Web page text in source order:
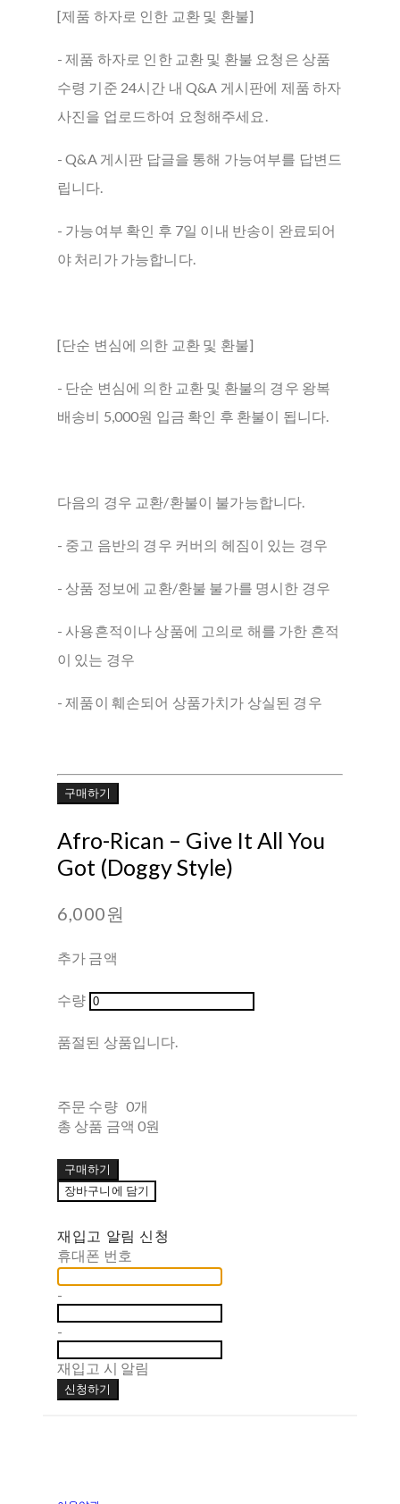
[제품 하자로 인한 교환 및 환불]
- 제품 하자로 인한 교환 및 환불 요청은 상품
수령 기준 24시간 내 Q&A 게시판에 제품 하자
사진을 업로드하여 요청해주세요.
- Q&A 게시판 답글을 통해 가능여부를 답변드
립니다.
- 가능여부 확인 후 7일 이내 반송이 완료되어
야 처리가 가능합니다.
[단순 변심에 의한 교환 및 환불]
- 단순 변심에 의한 교환 및 환불의 경우 왕복
배송비 5,000원 입금 확인 후 환불이 됩니다.
다음의 경우 교환/환불이 불가능합니다.
- 중고 음반의 경우 커버의 헤짐이 있는 경우
- 상품 정보에 교환/환불 불가를 명시한 경우
- 사용흔적이나 상품에 고의로 해를 가한 흔적
이 있는 경우
- 제품이 훼손되어 상품가치가 상실된 경우
구매하기
Afro-Rican – Give It All You
Got (Doggy Style)
6,000원
추가 금액
수량
품절된 상품입니다.
주문 수량 0개
총 상품 금액 0원
구매하기
장바구니에 담기
재입고 알림 신청
휴대폰 번호
-
-
재입고 시 알림
신청하기